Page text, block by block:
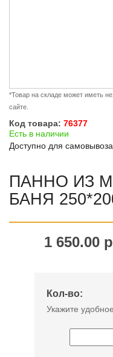
*Товар на складе может иметь
сайте.
Код товара: 76377
Есть в наличии
Доступно для
ПАННО ИЗ
БАНЯ
1 650.00
Кол-во:
Укажите